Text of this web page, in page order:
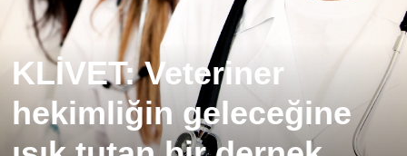
KLİVET: Veteriner
hekimliğin geleceğine